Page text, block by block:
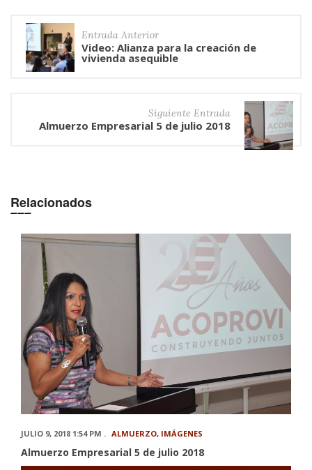
Entrada Anterior
Video: Alianza para la creación de
vivienda asequible
Siguiente Entrada
Almuerzo Empresarial 5 de julio 2018
Relacionados
JULIO 9, 2018 1:54 PM . ALMUERZO, IMÁGENES
Almuerzo Empresarial 5 de julio 2018